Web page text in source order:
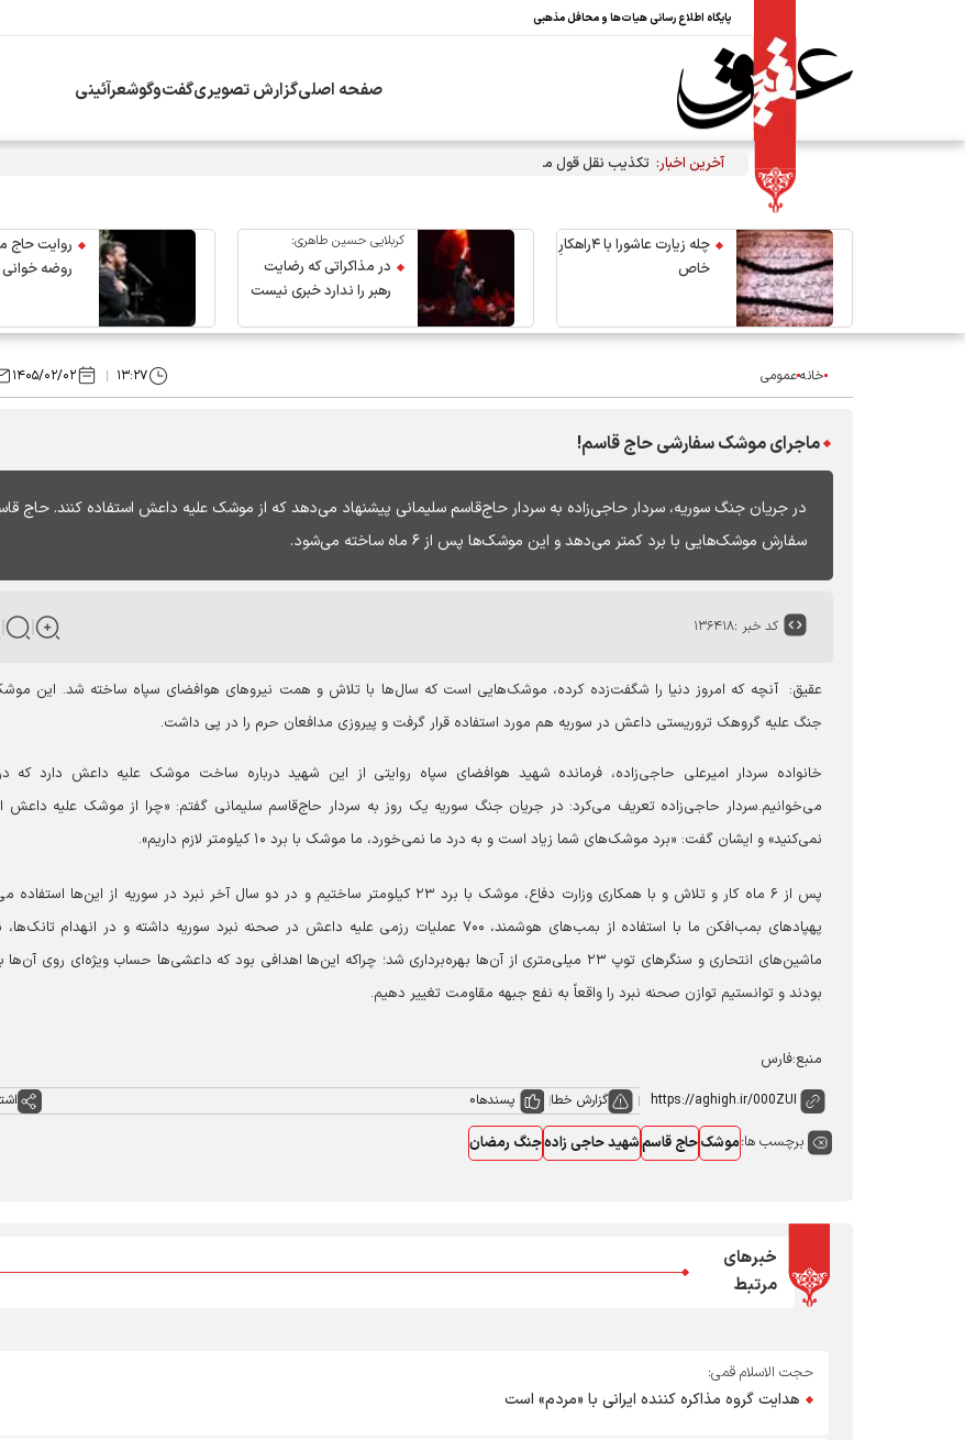
پایگاه اطلاع رسانی هیات‌ها و محافل مذهبی
صفحه اصلیگزارش تصویریگفت‌وگوشعرآئینی
آخرین اخبار: تکذیب نقل قول منتسب به رهبر انقلاب از سوی دفتر معظم‌له
چله زیارت عاشورا با ۴راهکارِ
خاص
کربلایی حسین طاهری:
در مذاکراتی که رضایت
رهبر را ندارد خبری نیست
روایت حاج
روضه
خانهعمومی ۱۳:۲۷ ۱۴۰۵/۰۲/۰۲
ماجرای موشک سفارشی حاج قاسم!
در جریان جنگ سوریه، سردار حاجی‌زاده به سردار حاج‌قاسم سلیمانی پیشنهاد می‌دهد که از موشک علیه داعش استفاده کنند. حاج
سفارش موشک‌هایی با برد کمتر می‌دهد و این موشک‌ها پس از ۶ ماه ساخته می‌شود.
کد خبر :۱۳۶۴۱۸
عقیق:آنچه که امروز دنیا را شگفت‌زده کرده، موشک‌هایی است که سال‌ها با تلاش و همت نیروهای هوافضای سپاه ساخته شد. این
جنگ علیه گروهک تروریستی داعش در سوریه هم مورد استفاده قرار گرفت و پیروزی مدافعان حرم را در پی داشت.
خانواده سردار امیرعلی حاجی‌زاده، فرمانده شهید هوافضای سپاه روایتی از این شهید درباره ساخت موشک علیه داعش دارد که
می‌خوانیم.سردار حاجی‌زاده تعریف می‌کرد: در جریان جنگ سوریه یک روز به سردار حاج‌قاسم سلیمانی گفتم: «چرا از موشک علیه داعش
نمی‌کنید» و ایشان گفت: «برد موشک‌های شما زیاد است و به درد ما نمی‌خورد، ما موشک با برد ۱۰ کیلومتر لازم داریم».
پس از ۶ ماه کار و تلاش و با همکاری وزارت دفاع، موشک با برد ۲۳ کیلومتر ساختیم و در دو سال آخر نبرد در سوریه از این‌ها
پهپادهای بمب‌افکن ما با استفاده از بمب‌های هوشمند، ۷۰۰ عملیات رزمی علیه داعش در صحنه نبرد سوریه داشته و در انهدام
ماشین‌های انتحاری و سنگرهای توپ ۲۳ میلی‌متری از آن‌ها بهره‌برداری شد؛ چراکه این‌ها اهدافی بود که داعشی‌ها حساب ویژه‌ای روی
بودند و توانستیم توازن صحنه نبرد را واقعاً به نفع جبهه مقاومت تغییر دهیم.
منبع:فارس
گزارش خطا پسندها0
برچسب ها:موشکحاج قاسمشهید حاجی زادهجنگ رمضان
خبرهای
مرتبط
حجت الاسلام قمی:
هدایت گروه مذاکره کننده ایرانی با «مردم» است